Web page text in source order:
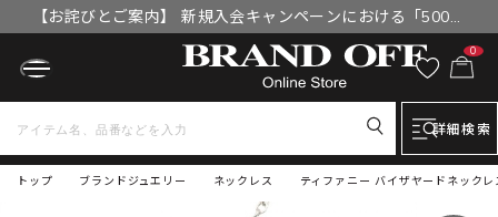
【お詫びとご案内】 新規入会キャンペーンにおける「500円
OFFクーポン」付与漏れと補填について
0
詳細検索
トップ ティファニー バイザヤードネック
ブランドジュエリー ネックレス